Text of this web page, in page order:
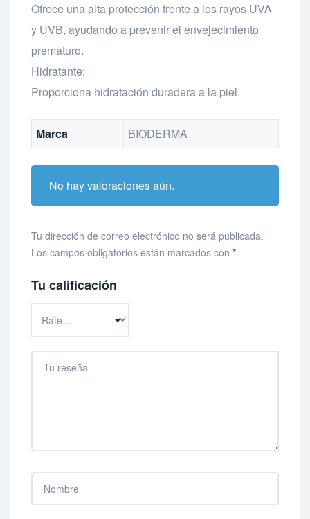
Ofrece una alta protección frente a los rayos UVA
y UVB, ayudando a prevenir el envejecimiento
prematuro.
Hidratante:
Proporciona hidratación duradera a la piel.
Marca BIODERMA
No hay valoraciones aún.
Tu dirección de correo electrónico no será publicada.
Los campos obligatorios están marcados con *
Tu calificación